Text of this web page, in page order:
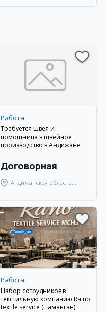
Работа
Требуется швея и
помощница в швейное
производство в Андижане
Договорная
Андижанская область,
Работа
Набор сотрудников в
текстильную компанию Ra'no
textile service (Наманган)